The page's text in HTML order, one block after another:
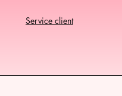
Service client